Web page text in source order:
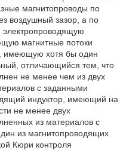
магнитопроводы по
воздушный зазор, а по
электропроводящую
магнитные потоки
имеющую хотя бы один
отличающийся тем, что
не менее чем из двух
с заданными
индуктор, имеющий на
не менее двух
из материалов с
из магнитопроводящих
Кюри контроля